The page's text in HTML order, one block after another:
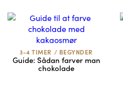
3-4 TIMER / BEGYNDER
Guide: Sådan farver man
chokolade